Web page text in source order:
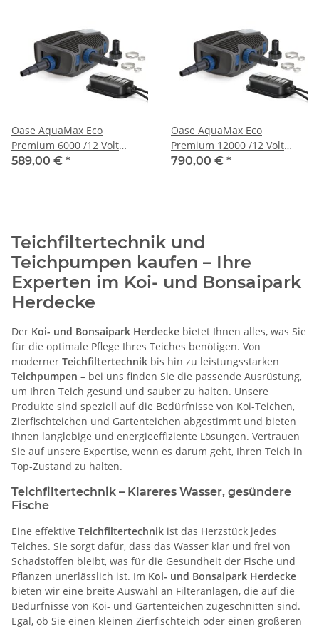
Oase AquaMax Eco
Premium 6000 /12 Volt
Schwimmteichpumpe
589,00 € *
Oase AquaMax Eco
Premium 12000 /12 Volt
Schwimmteichpumpe
790,00 € *
Teichfiltertechnik und
Teichpumpen kaufen – Ihre
Experten im Koi- und Bonsaipark
Herdecke
Der Koi- und Bonsaipark Herdecke bietet Ihnen alles, was Sie
für die optimale Pflege Ihres Teiches benötigen. Von
moderner Teichfiltertechnik bis hin zu leistungsstarken
Teichpumpen – bei uns finden Sie die passende Ausrüstung,
um Ihren Teich gesund und sauber zu halten. Unsere
Produkte sind speziell auf die Bedürfnisse von Koi-Teichen,
Zierfischteichen und Gartenteichen abgestimmt und bieten
Ihnen langlebige und energieeffiziente Lösungen. Vertrauen
Sie auf unsere Expertise, wenn es darum geht, Ihren Teich in
Top-Zustand zu halten.
Teichfiltertechnik – Klareres Wasser, gesündere
Fische
Eine effektive Teichfiltertechnik ist das Herzstück jedes
Teiches. Sie sorgt dafür, dass das Wasser klar und frei von
Schadstoffen bleibt, was für die Gesundheit der Fische und
Pflanzen unerlässlich ist. Im Koi- und Bonsaipark Herdecke
bieten wir eine breite Auswahl an Filteranlagen, die auf die
Bedürfnisse von Koi- und Gartenteichen zugeschnitten sind.
Egal, ob Sie einen kleinen Zierfischteich oder einen größeren